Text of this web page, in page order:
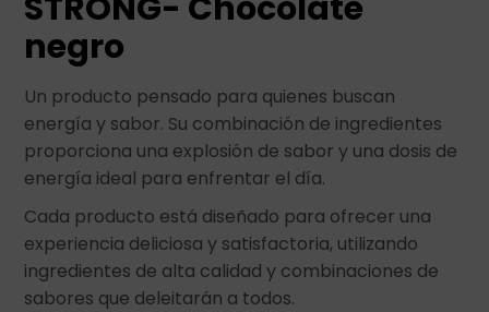
negro
Un producto pensado para quienes buscan
energía y sabor. Su combinación de ingredientes
proporciona una explosión de sabor y una dosis de
energía ideal para enfrentar el día.
Cada producto está diseñado para ofrecer una
experiencia deliciosa y satisfactoria, utilizando
ingredientes de alta calidad y combinaciones de
sabores que deleitarán a todos.